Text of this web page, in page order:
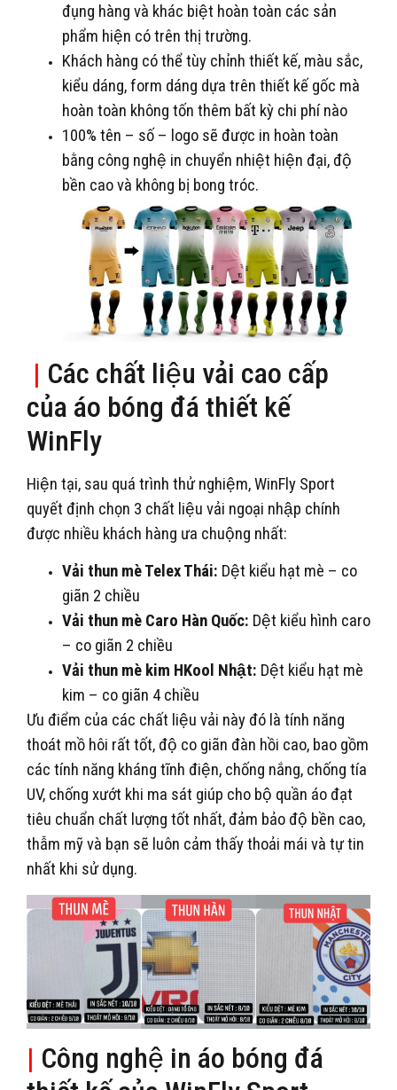
đụng hàng và khác biệt hoàn toàn các sản
phẩm hiện có trên thị trường.
Khách hàng có thể tùy chỉnh thiết kế, màu sắc,
kiểu dáng, form dáng dựa trên thiết kế gốc mà
hoàn toàn không tốn thêm bất kỳ chi phí nào
100% tên – số – logo sẽ được in hoàn toàn
bằng công nghệ in chuyển nhiệt hiện đại, độ
bền cao và không bị bong tróc.
| Các chất liệu vải cao cấp
của áo bóng đá thiết kế
WinFly
Hiện tại, sau quá trình thử nghiệm, WinFly Sport
quyết định chọn 3 chất liệu vải ngoại nhập chính
được nhiều khách hàng ưa chuộng nhất:
Vải thun mè Telex Thái: Dệt kiểu hạt mè – co
giãn 2 chiều
Vải thun mè Caro Hàn Quốc: Dệt kiểu hình caro
– co giãn 2 chiều
Vải thun mè kim HKool Nhật: Dệt kiểu hạt mè
kim – co giãn 4 chiều
Ưu điểm của các chất liệu vải này đó là tính năng
thoát mồ hôi rất tốt, độ co giãn đàn hồi cao, bao gồm
các tính năng kháng tĩnh điện, chống nắng, chống tía
UV, chống xướt khi ma sát giúp cho bộ quần áo đạt
tiêu chuẩn chất lượng tốt nhất, đảm bảo độ bền cao,
thẫm mỹ và bạn sẽ luôn cảm thấy thoải mái và tự tin
nhất khi sử dụng.
| Công nghệ in áo bóng đá